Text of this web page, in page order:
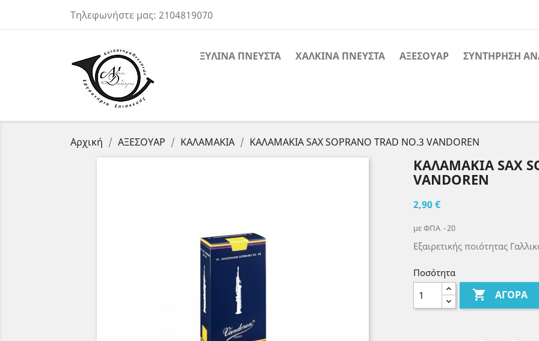
Τηλεφωνήστε μας: 2104819070
ΞΥΛΙΝΑ ΠΝΕΥΣΤΑ ΧΑΛΚΙΝΑ ΠΝΕΥΣΤΑ ΑΞΕΣΟΥΑΡ ΣΥΝΤΗΡΗΣΗ
Αρχική ΑΞΕΣΟΥΑΡ ΚΑΛΑΜΑΚΙΑ ΚΑΛΑΜΑΚΙΑ SAX SOPRANO TRAD NO.3 VANDOREN
ΚΑΛΑΜΑΚΙΑ SAX
VANDOREN
2,90 €
με ΦΠΑ 20
Εξαιρετικής ποιότητας
Ποσότητα
 ΑΓΟΡΆ